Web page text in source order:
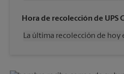
Miércoles
6:00 PM
Viernes
6:00 PM
Hora de recolección de UPS
La última recolección de hoy